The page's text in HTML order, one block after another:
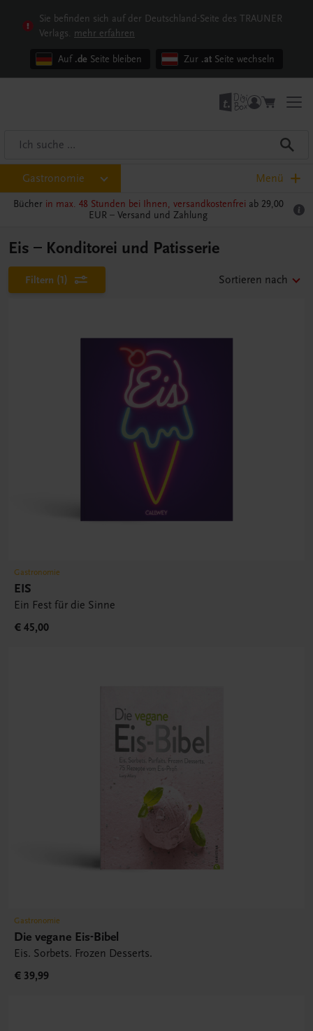
Sie befinden sich auf der Deutschland-Seite des TRAUNER
Verlags. mehr erfahren
Auf .de Seite bleiben Zur .at Seite wechseln
Gastronomie Menü
Bücher in max. 48 Stunden bei Ihnen, versandkostenfrei ab 29,00
EUR – Versand und Zahlung
Eis – Konditorei und Patisserie
Filtern (1) Sortieren nach
Gastronomie
EIS
Ein Fest für die Sinne
€ 45,00
Gastronomie
Die vegane Eis-Bibel
Eis. Sorbets. Frozen Desserts.
€ 39,99